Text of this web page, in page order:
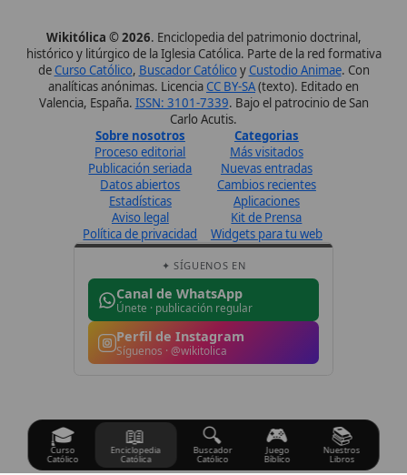
Canal de WhatsApp
Únete · publicación regular
Perfil de Instagram
Síguenos · @wikitolica